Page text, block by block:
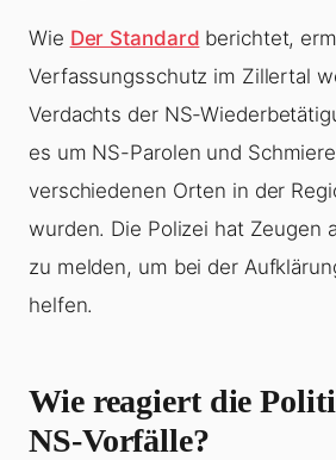
Wie Der Standard berichtet,
Verfassungsschutz im Zillertal
Verdachts der NS-
es um NS-Parolen und
verschiedenen Orten in der
wurden. Die Polizei hat Zeugen
zu melden, um bei der
helfen.
Wie reagiert die
NS-Vorfälle?